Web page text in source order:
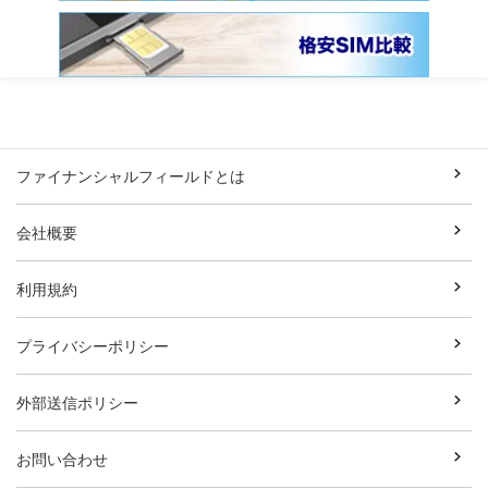
ファイナンシャルフィールドとは
会社概要
利用規約
プライバシーポリシー
外部送信ポリシー
お問い合わせ